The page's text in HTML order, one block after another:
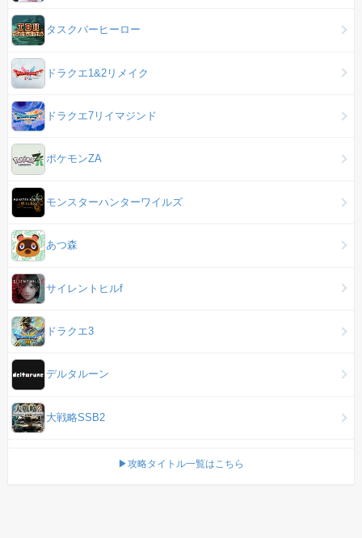
タスクバーヒーロー
ドラクエ1&2リメイク
ドラクエ7リイマジンド
ポケモンZA
モンスターハンターワイルズ
あつ森
サイレントヒルf
ドラクエ3
デルタルーン
大戦略SSB2
▶攻略タイトル一覧はこちら